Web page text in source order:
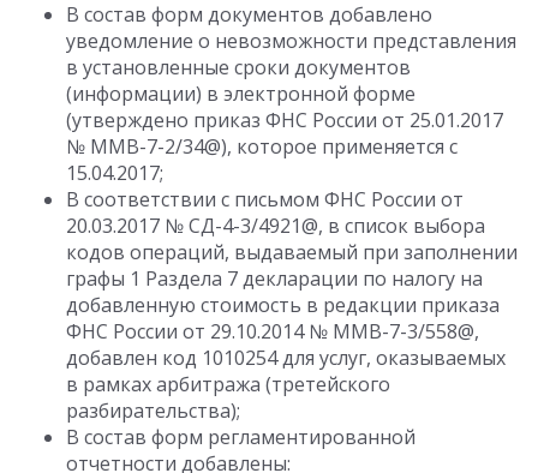
В состав форм документов добавлено
уведомление о невозможности представления
в установленные сроки документов
(информации) в электронной форме
(утверждено приказ ФНС России от 25.01.2017
№ ММВ-7-2/34@), которое применяется с
15.04.2017;
В соответствии с письмом ФНС России от
20.03.2017 № СД-4-3/4921@, в список выбора
кодов операций, выдаваемый при заполнении
графы 1 Раздела 7 декларации по налогу на
добавленную стоимость в редакции приказа
ФНС России от 29.10.2014 № ММВ-7-3/558@,
добавлен код 1010254 для услуг, оказываемых
в рамках арбитража (третейского
разбирательства);
В состав форм регламентированной
отчетности добавлены: